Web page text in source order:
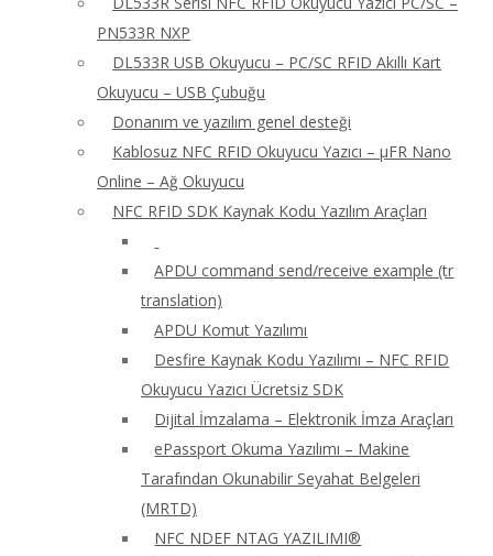
PN533R NXP
DL533R USB Okuyucu – PC/SC RFID Akıllı Kart
Okuyucu – USB Çubuğu
Donanım ve yazılım genel desteği
Kablosuz NFC RFID Okuyucu Yazıcı – μFR Nano
Online – Ağ Okuyucu
NFC RFID SDK Kaynak Kodu Yazılım Araçları
APDU command send/receive example (tr
translation)
APDU Komut Yazılımı
Desfire Kaynak Kodu Yazılımı – NFC RFID
Okuyucu Yazıcı Ücretsiz SDK
Dijital İmzalama – Elektronik İmza Araçları
ePassport Okuma Yazılımı – Makine
Tarafından Okunabilir Seyahat Belgeleri
(MRTD)
NFC NDEF NTAG YAZILIMI®